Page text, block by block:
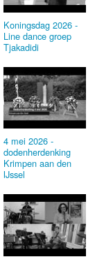
Koningsdag 2026 ‑
Line dance groep
Tjakadidi
4 mei 2026 ­
dodenherdenking
Krimpen aan den
IJssel